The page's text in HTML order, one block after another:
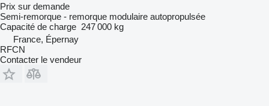
Prix sur demande
Semi-remorque - remorque modulaire autopropulsée
Capacité de charge 247 000 kg
France, Épernay
RFCN
Contacter le vendeur